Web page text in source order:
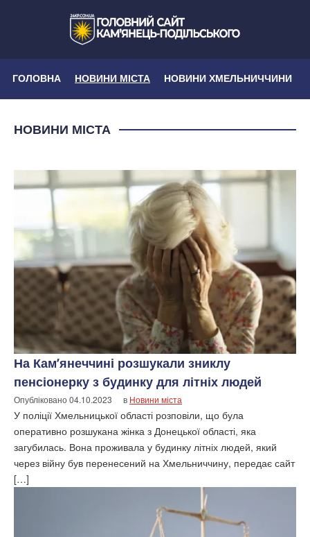
ГОЛОВНА НОВИНИ МІСТА НОВИНИ ХМЕЛЬНИЧЧИНИ
НОВИНИ МІСТА
На Кам’янеччині розшукали зниклу
пенсіонерку з будинку для літніх людей
Опубліковано04.10.2023 в Новини міста
У поліції Хмельницької області розповіли, що була
оперативно розшукана жінка з Донецької області, яка
загубилась. Вона проживала у будинку літніх людей, який
через війну був перенесений на Хмельниччину, передає сайт
[…]